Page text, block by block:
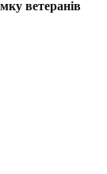
ветеранів